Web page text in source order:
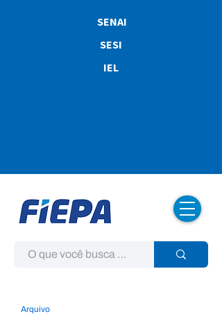
SENAI
SESI
IEL
Arquivo